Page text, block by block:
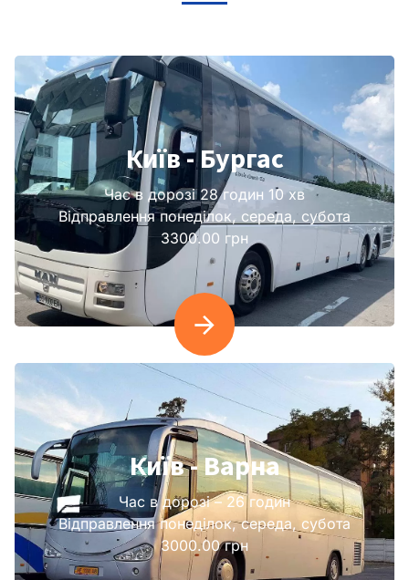
Київ - Бургас
Час в дорозі 28 годин 10 хв
Відправлення понеділок, середа, субота
3300.00 грн
Київ - Варна
Час в дорозі – 26 годин
Відправлення понеділок, середа, субота
3000.00 грн